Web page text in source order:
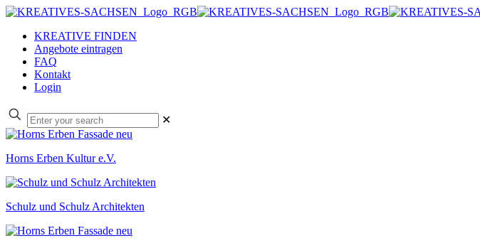
KREATIVE FINDEN
Angebote eintragen
FAQ
Kontakt
Login
✕
Horns Erben Kultur e.V.
Schulz und Schulz Architekten